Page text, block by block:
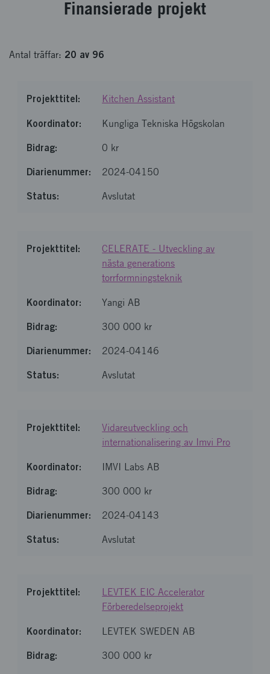
Finansierade projekt
Antal träffar: 20 av 96
Kitchen Assistant
Kungliga Tekniska Högskolan
0 kr
2024-04150
Avslutat
CELERATE - Utveckling av
nästa generations
torrformningsteknik
Yangi AB
300 000 kr
2024-04146
Avslutat
Vidareutveckling och
internationalisering av Imvi Pro
IMVI Labs AB
300 000 kr
2024-04143
Avslutat
LEVTEK EIC Accelerator
Förberedelseprojekt
LEVTEK SWEDEN AB
300 000 kr